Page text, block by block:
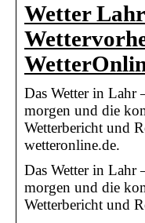
Wetter
Das Wetter in Lahr
morgen und die
Wetterbericht und
wetteronline.de.
Das Wetter in Lahr
morgen und die
Wetterbericht und